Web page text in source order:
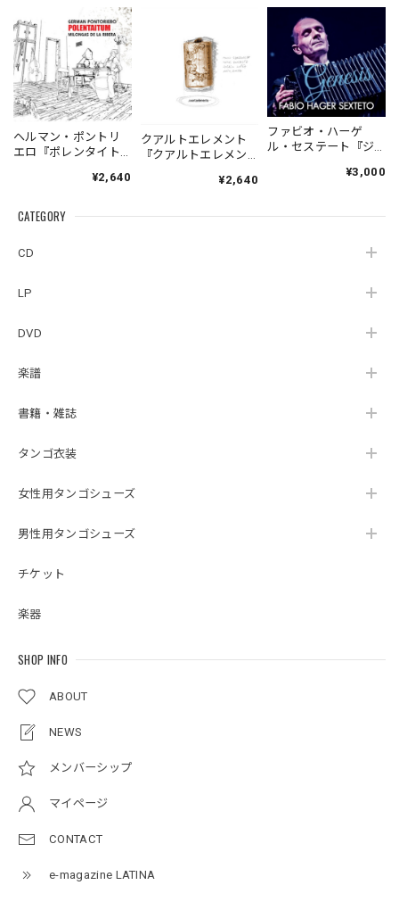
CATEGORY
CD
LP
DVD
楽譜
書籍・雑誌
タンゴ衣装
女性用タンゴシューズ
男性用タンゴシューズ
チケット
楽器
SHOP INFO
ABOUT
NEWS
メンバーシップ
マイページ
CONTACT
e-magazine LATINA
ヘルマン・ポントリ
エロ『ポレンタイト
Pontoriero『POLENT
la Ribera』
¥2,640
クアルトエレメント
『クアルトエレメン
Cuartoelemento『Cu
（007RECORDS-27）
¥2,640
ファビオ・ハーゲ
ル・セステート『ジ
¥3,000